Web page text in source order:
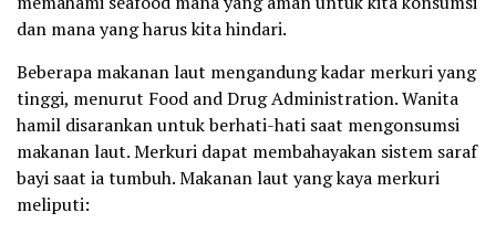
dan mana yang harus kita hindari.
Beberapa makanan laut mengandung kadar merkuri yang
tinggi, menurut Food and Drug Administration. Wanita
hamil disarankan untuk berhati-hati saat mengonsumsi
makanan laut. Merkuri dapat membahayakan sistem saraf
bayi saat ia tumbuh. Makanan laut yang kaya merkuri
meliputi: